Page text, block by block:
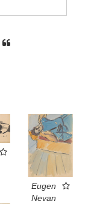
Eugen
Nevan